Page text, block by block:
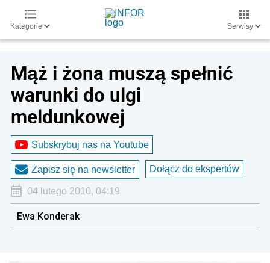
Kategorie Serwisy
Mąż i żona muszą spełnić
warunki do ulgi
meldunkowej
Subskrybuj nas na Youtube
Zapisz się na newsletter Dołącz do ekspertów
04 lutego 2010, 04:19
Ewa Konderak